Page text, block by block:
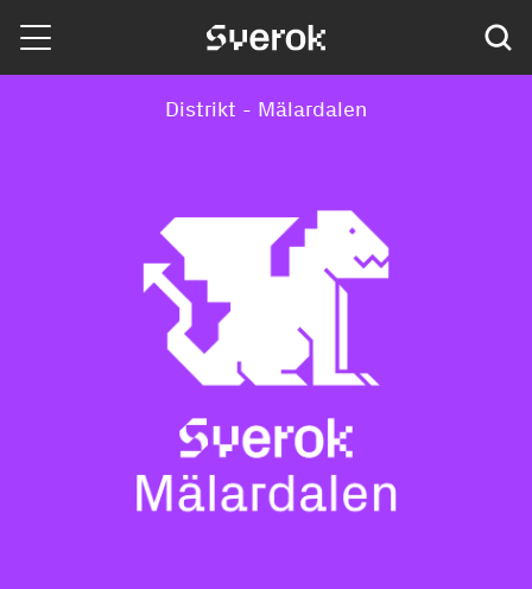
Sverok
Distrikt - Mälardalen